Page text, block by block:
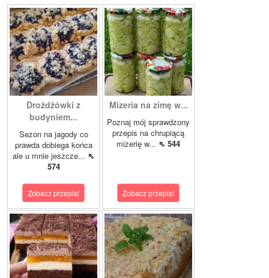
Drożdżówki z
budyniem...
Sezon na jagody co
prawda dobiega końca
ale u mnie jeszcze... ⇖
574
Zobacz przepis!
Mizeria na zimę w...
Poznaj mój sprawdzony
przepis na chrupiącą
mizerię w... ⇖ 544
Zobacz przepis!